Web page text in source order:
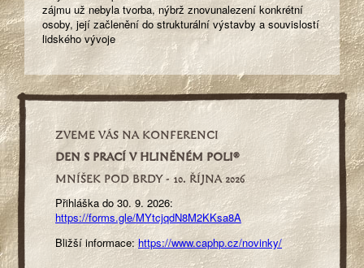
zájmu už nebyla tvorba, nýbrž znovunalezení konkrétní
osoby, její začlenění do strukturální výstavby a souvislostí
lidského vývoje
ZVEME VÁS NA KONFERENCI
DEN S PRACÍ V HLINĚNÉM POLI®
MNÍŠEK POD BRDY - 10. ŘÍJNA 2026
Přihláška do 30. 9. 2026:
https://forms.gle/MYtcjqdN8M2KKsa8A
Bližší informace:https://www.caphp.cz/novinky/